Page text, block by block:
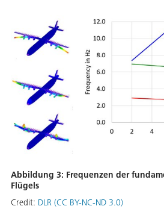
Abbildung 3: Frequenzen der
Flügels
Credit: DLR (CC BY-NC-ND 3.0)